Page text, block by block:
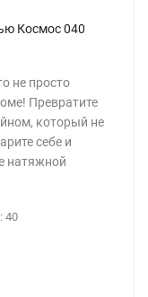
Космос 040
не просто
Превратите
который не
себе и
натяжной
40